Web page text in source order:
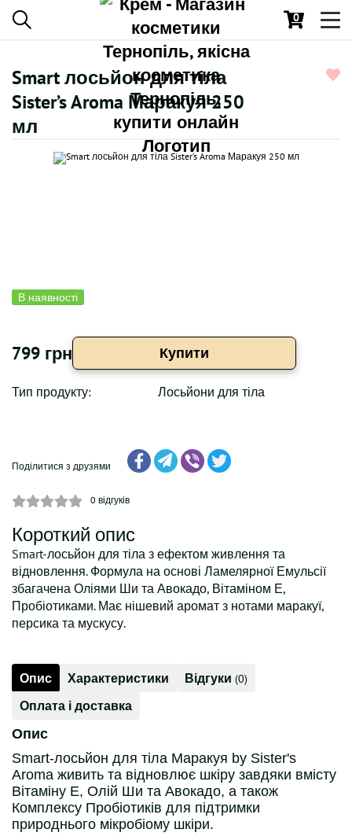
0
Smart лосьйон для тіла
Sister’s Aroma Маракуя 250
мл
В наявності
799 грн Купити
Тип продукту: Лосьйони для тіла
Поділитися з друзями
0 відгуків
Короткий опис
Smart-лосьйон для тіла з ефектом живлення та
відновлення. Формула на основі Ламелярної Емульсії
збагачена Оліями Ши та Авокадо, Вітаміном Е,
Пробіотиками. Має нішевий аромат з нотами маракуї,
персика та мускусу.
Опис Характеристики Відгуки (0)
Оплата і доставка
Опис
Smart-лосьйон для тіла Маракуя by Sister's
Aroma живить та відновлює шкіру завдяки вмісту
Вітаміну Е, Олій Ши та Авокадо, а також
Комплексу Пробіотиків для підтримки
природнього мікробіому шкіри.